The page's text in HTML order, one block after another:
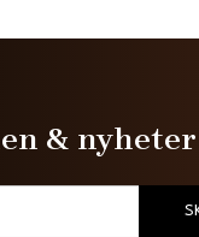
& nyheter